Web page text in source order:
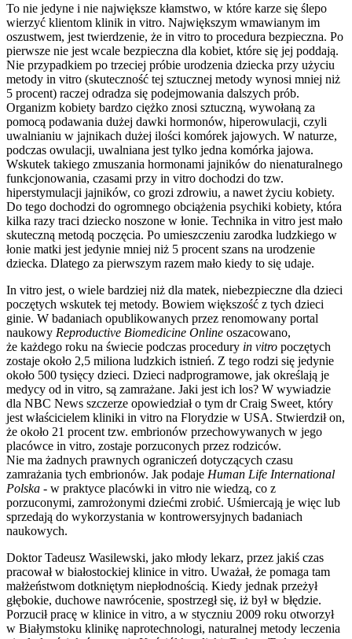
To nie jedyne i nie największe kłamstwo, w które karze się ślepo
wierzyć klientom klinik in vitro. Największym wmawianym im
oszustwem, jest twierdzenie, że in vitro to procedura bezpieczna. Po
pierwsze nie jest wcale bezpieczna dla kobiet, które się jej poddają.
Nie przypadkiem po trzeciej próbie urodzenia dziecka przy użyciu
metody in vitro (skuteczność tej sztucznej metody wynosi mniej niż
5 procent) raczej odradza się podejmowania dalszych prób.
Organizm kobiety bardzo ciężko znosi sztuczną, wywołaną za
pomocą podawania dużej dawki hormonów, hiperowulacji, czyli
uwalnianiu w jajnikach dużej ilości komórek jajowych. W naturze,
podczas owulacji, uwalniana jest tylko jedna komórka jajowa.
Wskutek takiego zmuszania hormonami jajników do nienaturalnego
funkcjonowania, czasami przy in vitro dochodzi do tzw.
hiperstymulacji jajników, co grozi zdrowiu, a nawet życiu kobiety.
Do tego dochodzi do ogromnego obciążenia psychiki kobiety, która
kilka razy traci dziecko noszone w łonie. Technika in vitro jest mało
skuteczną metodą poczęcia. Po umieszczeniu zarodka ludzkiego w
łonie matki jest jedynie mniej niż 5 procent szans na urodzenie
dziecka. Dlatego za pierwszym razem mało kiedy to się udaje.
In vitro jest, o wiele bardziej niż dla matek, niebezpieczne dla dzieci
poczętych wskutek tej metody. Bowiem większość z tych dzieci
ginie. W badaniach opublikowanych przez renomowany portal
naukowy Reproductive Biomedicine Online oszacowano,
że każdego roku na świecie podczas procedury in vitro poczętych
zostaje około 2,5 miliona ludzkich istnień. Z tego rodzi się jedynie
około 500 tysięcy dzieci. Dzieci nadprogramowe, jak określają je
medycy od in vitro, są zamrażane. Jaki jest ich los? W wywiadzie
dla NBC News szczerze opowiedział o tym dr Craig Sweet, który
jest właścicielem kliniki in vitro na Florydzie w USA. Stwierdził on,
że około 21 procent tzw. embrionów przechowywanych w jego
placówce in vitro, zostaje porzuconych przez rodziców.
Nie ma żadnych prawnych ograniczeń dotyczących czasu
zamrażania tych embrionów. Jak podaje Human Life International
Polska - w praktyce placówki in vitro nie wiedzą, co z
porzuconymi, zamrożonymi dziećmi zrobić. Uśmiercają je więc lub
sprzedają do wykorzystania w kontrowersyjnych badaniach
naukowych.
Doktor Tadeusz Wasilewski, jako młody lekarz, przez jakiś czas
pracował w białostockiej klinice in vitro. Uważał, że pomaga tam
małżeństwom dotkniętym niepłodnością. Kiedy jednak przeżył
głębokie, duchowe nawrócenie, spostrzegł się, iż był w błędzie.
Porzucił pracę w klinice in vitro, a w styczniu 2009 roku otworzył
w Białymstoku klinikę naprotechnologi, naturalnej metody leczenia